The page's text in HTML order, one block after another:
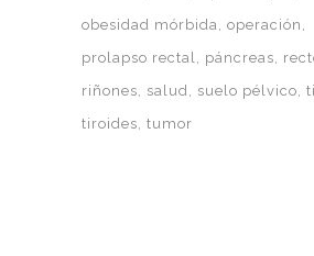
obesidad mórbida operación
prolapso rectal
páncreas
riñones
salud suelo pélvico
tiroides tumor